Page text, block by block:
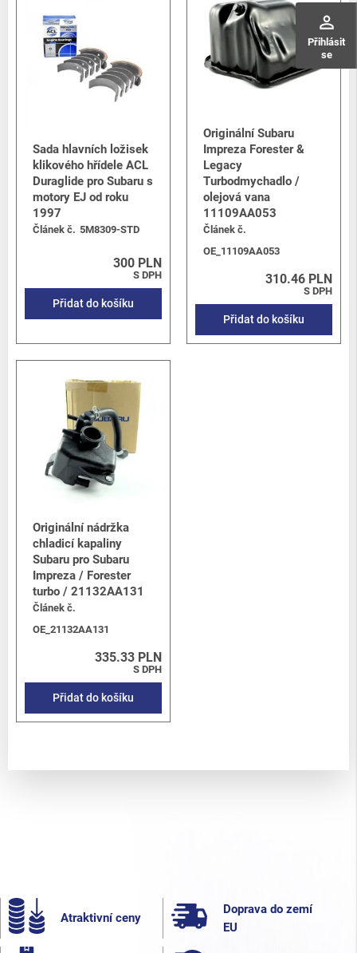
perm_identity
Přihlásit
se
Sada hlavních ložisek
klikového hřídele ACL
Duraglide pro Subaru s
motory EJ od roku
1997
Článek č. 5M8309-STD
300 PLN
S DPH
Přidat do košíku
Originální Subaru
Impreza Forester &
Legacy
Turbodmychadlo /
olejová vana
11109AA053
Článek č.
OE_11109AA053
310.46 PLN
S DPH
Přidat do košíku
Originální nádržka
chladicí kapaliny
Subaru pro Subaru
Impreza / Forester
turbo / 21132AA131
Článek č.
OE_21132AA131
335.33 PLN
S DPH
Přidat do košíku
Atraktivní ceny
Doprava do zemí
EU